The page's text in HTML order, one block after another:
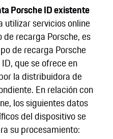
Porsche ID existente
utilizar servicios online
recarga Porsche, es
de recarga Porsche
que se ofrece en
la distribuidora de
En relación con
los siguientes datos
del dispositivo se
su procesamiento: